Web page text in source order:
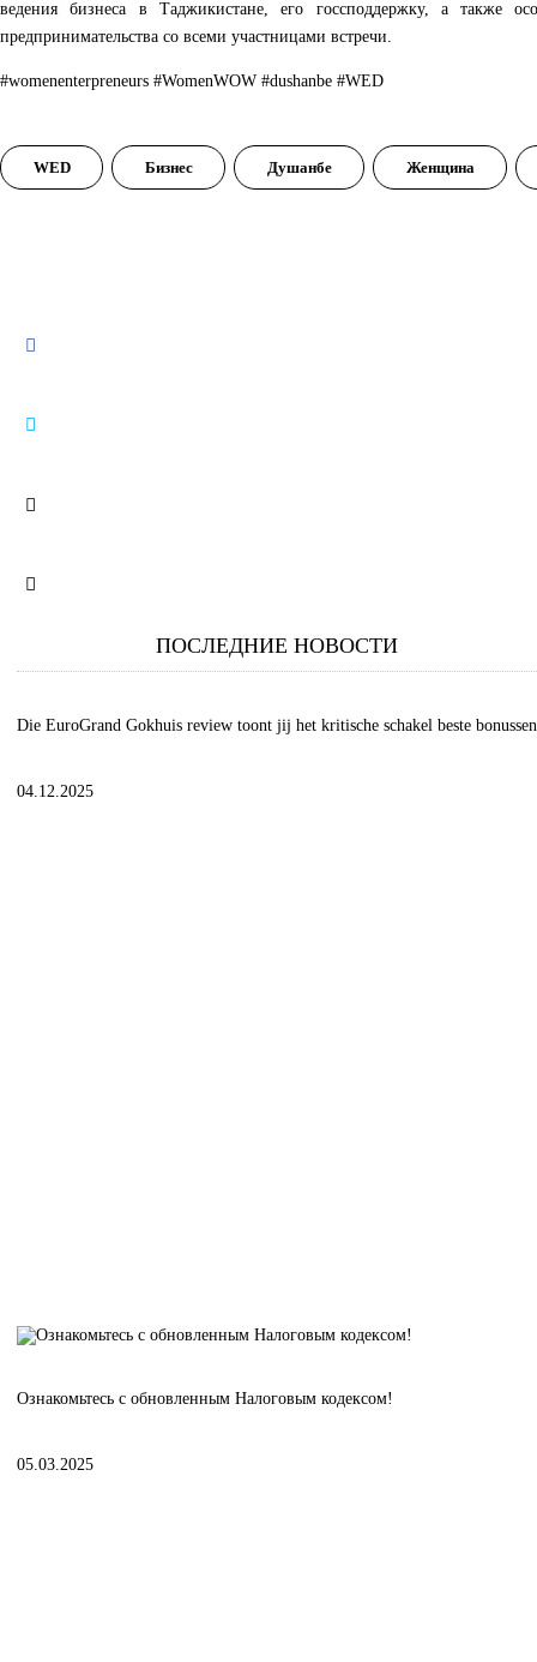
ведения бизнеса в Таджикистане, его госсподдержку, а также
предпринимательства со всеми участницами встречи.
#womenenterpreneurs #WomenWOW #dushanbe #WED
WED Бизнес Душанбе Женщина
ПОСЛЕДНИЕ НОВОСТИ
Die EuroGrand Gokhuis review toont jij het kritische schakel beste bonussen
04.12.2025
Ознакомьтесь с обновленным Налоговым кодексом!
05.03.2025